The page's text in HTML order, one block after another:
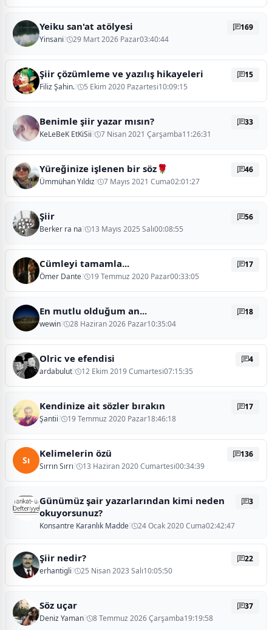
Yeiku san'at atölyesi
Yinsani? 29 Mart 2026 Pazar03:40:44
169
Şiir çözümleme ve yazılış hikayeleri
Filiz Şahin.? 5 Ekim 2020 Pazartesi10:09:15
15
Benimle şiir yazar mısın?
KeLeBeK EtKiSii? 7 Nisan 2021 Çarşamba11:26:31
33
Yüreğinize işlenen bir söz🌹
Ümmühan Yıldız? 7 Mayıs 2021 Cuma02:01:27
46
Şiir
Berker ra na? 13 Mayıs 2025 Salı00:08:55
56
Cümleyi tamamla...
Ömer Dante? 19 Temmuz 2020 Pazar00:33:05
17
En mutlu olduğum an...
wewin? 28 Haziran 2026 Pazar10:35:04
18
Olric ve efendisi
ardabulut? 12 Ekim 2019 Cumartesi07:15:35
4
Kendinize ait sözler bırakın
Şantii? 19 Temmuz 2020 Pazar18:46:18
17
Sı
Kelimelerin özü
Sırrın Sırrı? 13 Haziran 2020 Cumartesi00:34:39
136
Günümüz şair yazarlarından kimi neden
okuyorsunuz?
Konsantre Karanlık Madde? 24 Ocak 2020 Cuma02:42:47
3
Şiir nedir?
erhantigli? 25 Nisan 2023 Salı10:05:50
22
Söz uçar
Deniz Yaman? 8 Temmuz 2026 Çarşamba19:19:58
37